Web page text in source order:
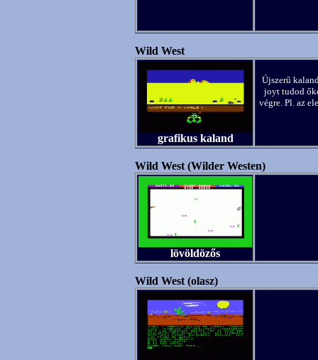
Wild West
grafikus kaland
Újszerű
joyt tudod
végre. Pl. az
Wild West (Wilder Westen)
lövöldözős
Wild West (olasz)